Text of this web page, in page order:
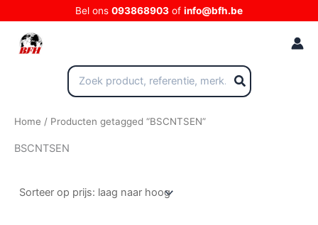
naar
Bel ons 093868903 of info@bfh.be
Zoeken
naar:
Home / Producten getagged “BSCNTSEN”
BSCNTSEN